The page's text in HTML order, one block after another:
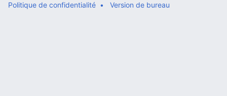
Politique de confidentialité Version de bureau